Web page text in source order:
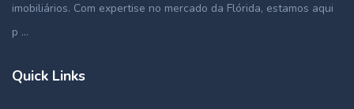
imobiliários. Com expertise no mercado da Flórida, estamos aqui
p ...
Quick Links